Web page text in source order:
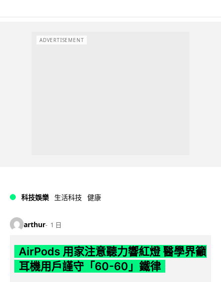
ADVERTISEMENT
科技娛樂 生活科技 健康
arthur 1 日
AirPods 用家注意聽力響紅燈 醫學界籲
耳機用戶謹守「60-60」鐵律